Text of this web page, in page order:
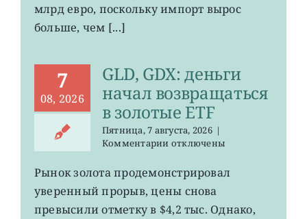
млрд евро, поскольку импорт вырос
больше, чем [...]
7
08, 2026
GLD, GDX: деньги
начал возвращаться
в золотые ETF
Пятница, 7 августа, 2026 |
Комментариик
GLD,
GDX:
деньги
начал
отключены
Рынок золота продемонстрировал
уверенный прорыв, цены снова
превысили отметку в $4,2 тыс. Однако,